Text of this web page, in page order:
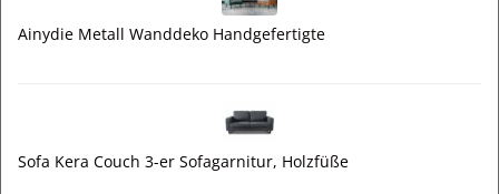
Ainydie Metall Wanddeko Handgefertigte
Sofa Kera Couch 3-er Sofagarnitur, Holzfüße